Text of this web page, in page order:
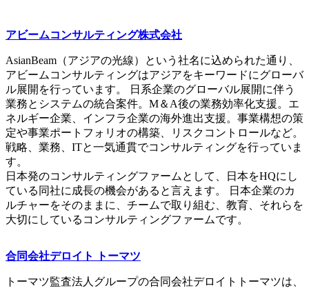
アビームコンサルティング株式会社
AsianBeam（アジアの光線）という社名に込められた通り、
アビームコンサルティングはアジアをキーワードにグローバ
ル展開を行っています。 日系企業のグローバル展開に伴う
業務とシステムの統合案件。M＆A後の業務効率化支援。エ
ネルギー企業、インフラ企業の海外進出支援。事業構想の策
定や事業ポートフォリオの構築、リスクコントロールなど。
戦略、業務、ITと一気通貫でコンサルティングを行っていま
す。
日本発のコンサルティングファームとして、日本をHQにし
ている同社に成長の機会があると言えます。 日本企業のカ
ルチャーをそのままに、チームで取り組む、教育、それらを
大切にしているコンサルティングファームです。
合同会社デロイト トーマツ
トーマツ監査法人グループの合同会社デロイトトーマツは、